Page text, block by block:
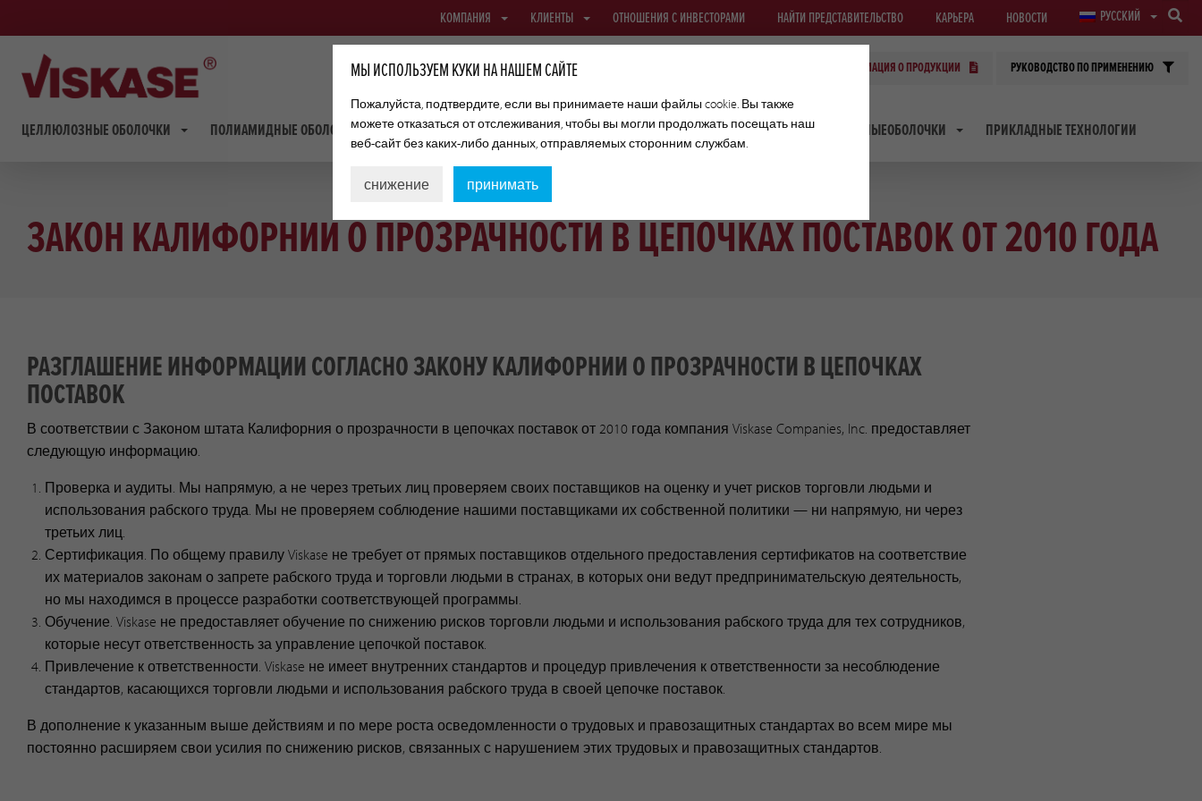
КОМПАНИЯ КЛИЕНТЫ ОТНОШЕНИЯ С ИНВЕСТОРАМИ НАЙТИ ПРЕДСТАВИТЕЛЬСТВО КАРЬЕРА НОВОСТИ РУССКИЙ
ЦЕЛЛЮЛОЗНЫЕ ОБОЛОЧКИ ПОЛИАМИДНЫЕ ОБОЛОЧКИ ФИБРОУЗНЫЕ ОБОЛОЧКИ ТЕКСТИЛЬНЫЕ ОБОЛОЧКИ И СЕТКИ ТРАНСФЕРНЫЕОБОЛОЧКИ ПРИКЛАДНЫЕ ТЕХНОЛОГИИ
ИНФОРМАЦИЯ О ПРОДУКЦИИ РУКОВОДСТВО ПО ПРИМЕНЕНИЮ
ЗАКОН КАЛИФОРНИИ О ПРОЗРАЧНОСТИ В ЦЕПОЧКАХ ПОСТАВОК ОТ 2010 ГОДА
РАЗГЛАШЕНИЕ ИНФОРМАЦИИ СОГЛАСНО ЗАКОНУ КАЛИФОРНИИ О ПРОЗРАЧНОСТИ В ЦЕПОЧКАХ
ПОСТАВОК
В соответствии с Законом штата Калифорния о прозрачности в цепочках поставок от 2010 года компания Viskase Companies, Inc. предоставляет
следующую информацию.
Проверка и аудиты. Мы напрямую, а не через третьих лиц проверяем своих поставщиков на оценку и учет рисков торговли людьми и
использования рабского труда. Мы не проверяем соблюдение нашими поставщиками их собственной политики — ни напрямую, ни через
третьих лиц.
Сертификация. По общему правилу Viskase не требует от прямых поставщиков отдельного предоставления сертификатов на соответствие
их материалов законам о запрете рабского труда и торговли людьми в странах, в которых они ведут предпринимательскую деятельность,
но мы находимся в процессе разработки соответствующей программы.
Обучение. Viskase не предоставляет обучение по снижению рисков торговли людьми и использования рабского труда для тех сотрудников,
которые несут ответственность за управление цепочкой поставок.
Привлечение к ответственности. Viskase не имеет внутренних стандартов и процедур привлечения к ответственности за несоблюдение
стандартов, касающихся торговли людьми и использования рабского труда в своей цепочке поставок.
В дополнение к указанным выше действиям и по мере роста осведомленности о трудовых и правозащитных стандартах во всем мире мы
постоянно расширяем свои усилия по снижению рисков, связанных с нарушением этих трудовых и правозащитных стандартов.
МЫ ИСПОЛЬЗУЕМ КУКИ НА НАШЕМ САЙТЕ
Пожалуйста, подтвердите, если вы принимаете наши файлы cookie. Вы также
можете отказаться от отслеживания, чтобы вы могли продолжать посещать наш
веб-сайт без каких-либо данных, отправляемых сторонним службам.
снижение принимать